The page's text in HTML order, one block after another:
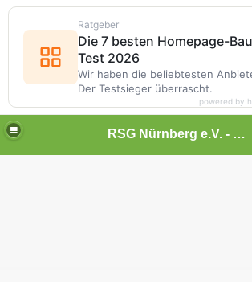
RSG Nürnberg e.V. - Rennrad - Bahnrad - Tourenfahren
Ratgeber
Die 7 besten Homepage-
Test 2026
Wir haben die beliebtesten
Der Testsieger überrascht.
powered by